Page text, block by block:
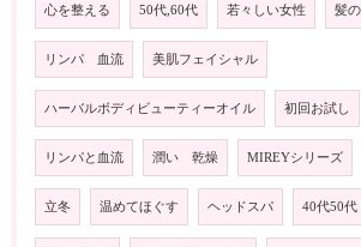
心を整える 50代,60代 若々しい女性 髪
リンパ 血流 美肌フェイシャル
ハーバルボディビューティーオイル 初回お試し
リンパと血流 潤い 乾燥 MIREYシリーズ
立冬 温めてほぐす ヘッドスパ 40代50代